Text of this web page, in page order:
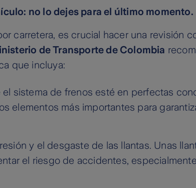
no lo dejes para el último momento.
carretera, es crucial hacer una revisión
de Transporte de Colombia
que incluya:
el sistema de frenos esté en perfectas
elementos más importantes para
y el desgaste de las llantas. Unas
el riesgo de accidentes,